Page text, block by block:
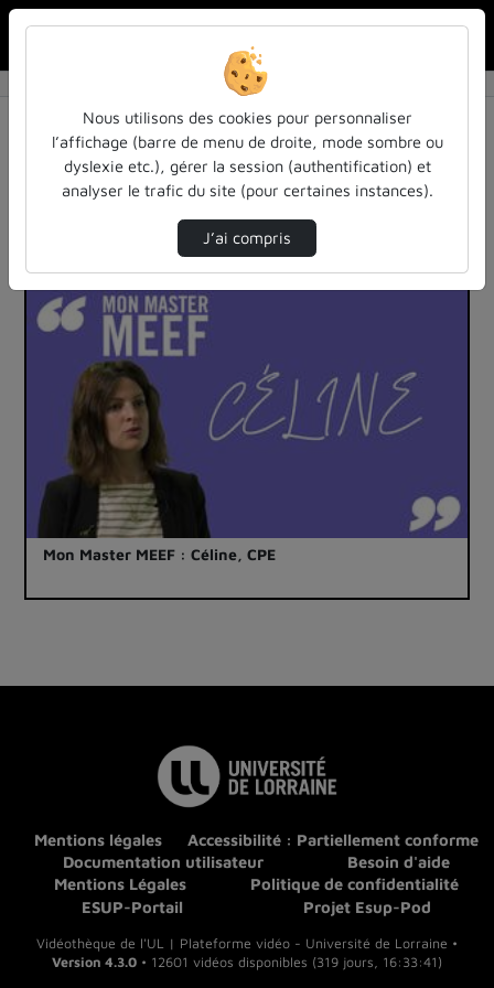
1 vidéo trouvée
Audio Vidéo Statistiques de vues
Direction de tri
00:03:01
Mon Master MEEF : Céline, CPE
Mentions légales
Accessibilité : Partiellement conforme
Documentation utilisateur
Besoin d'aide
Mentions Légales
Politique de confidentialité
ESUP-Portail
Projet Esup-Pod
Vidéothèque de l'UL | Plateforme vidéo - Université de Lorraine •
Version 4.3.0 • 12601 vidéos disponibles (319 jours, 16:33:41)
Nous utilisons des cookies pour personnaliser
l’affichage (barre de menu de droite, mode sombre ou
dyslexie etc.), gérer la session (authentification) et
analyser le trafic du site (pour certaines instances).
J’ai compris